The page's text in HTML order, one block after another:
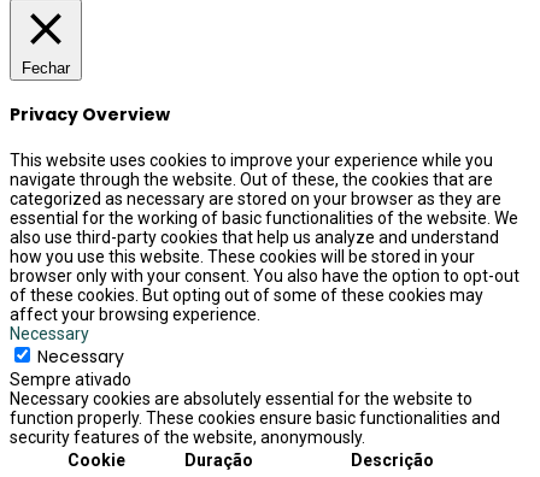
Fechar
Privacy Overview
This website uses cookies to improve your experience while you
navigate through the website. Out of these, the cookies that are
categorized as necessary are stored on your browser as they are
essential for the working of basic functionalities of the website. We
also use third-party cookies that help us analyze and understand
how you use this website. These cookies will be stored in your
browser only with your consent. You also have the option to opt-out
of these cookies. But opting out of some of these cookies may
affect your browsing experience.
Necessary
Necessary
Sempre ativado
Necessary cookies are absolutely essential for the website to
function properly. These cookies ensure basic functionalities and
security features of the website, anonymously.
Cookie
Duração
Descrição